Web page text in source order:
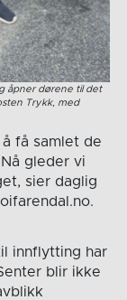
åpner dørene til det
Trykk, med
få samlet de
gleder vi
sier daglig
innflytting har
blir ikke